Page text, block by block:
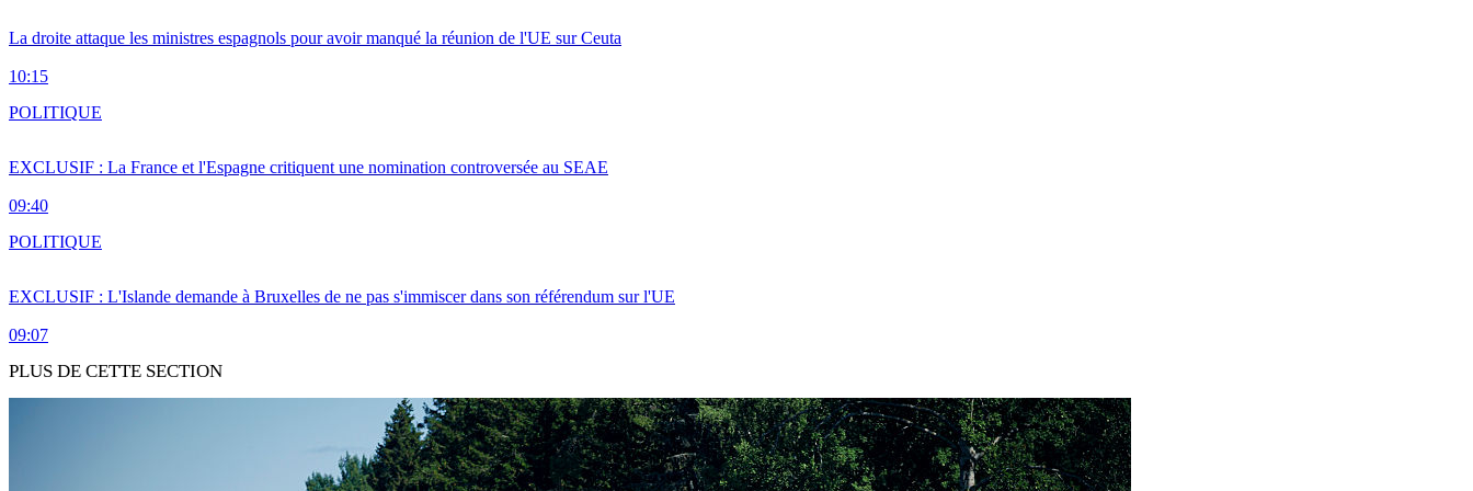
La droite attaque les ministres espagnols pour avoir manqué la réunion de l'UE sur Ceuta
10:15
EXCLUSIF : La France et l'Espagne critiquent une nomination controversée au SEAE
09:40
POLITIQUE
EXCLUSIF : L'Islande demande à Bruxelles de ne pas s'immiscer dans son référendum sur l'UE
09:07
POLITIQUE
PLUS DE CETTE SECTION